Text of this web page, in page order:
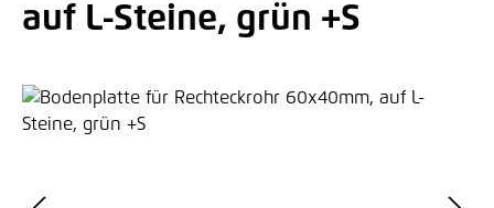
auf L-Steine, grün +S
Bildergalerie überspringen